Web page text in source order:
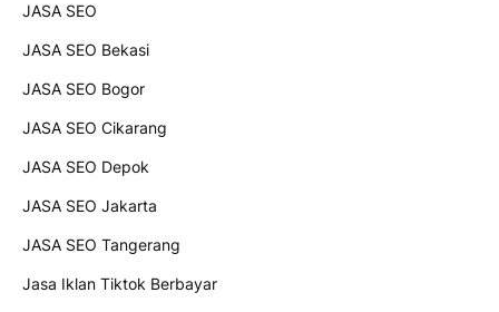
JASA SEO
JASA SEO Bekasi
JASA SEO Bogor
JASA SEO Cikarang
JASA SEO Depok
JASA SEO Jakarta
JASA SEO Tangerang
Jasa Iklan Tiktok Berbayar